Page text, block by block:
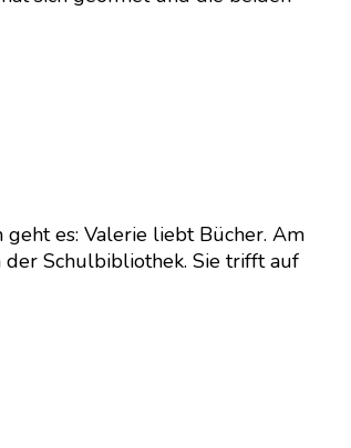
geht es: Valerie liebt Bücher. Am
der Schulbibliothek. Sie trifft auf